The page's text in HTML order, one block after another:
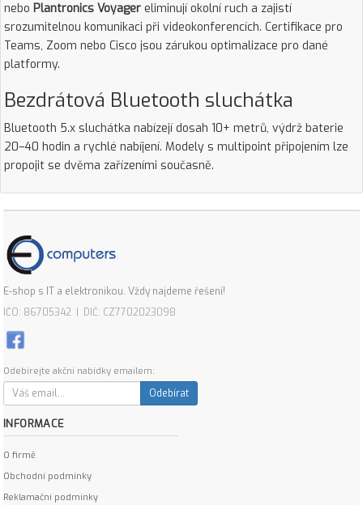
nebo Plantronics Voyager eliminují okolní ruch a zajistí
srozumitelnou komunikaci při videokonferencích. Certifikace pro
Teams, Zoom nebo Cisco jsou zárukou optimalizace pro dané
platformy.
Bezdrátová Bluetooth sluchátka
Bluetooth 5.x sluchátka nabízejí dosah 10+ metrů, výdrž baterie
20–40 hodin a rychlé nabíjení. Modely s multipoint připojením lze
propojit se dvěma zařízeními současně.
E-shop s IT a elektronikou. Vždy najdeme řešení!
IČO: 86705342 | DIČ: CZ7702023098
Odebírejte akční nabídky emailem:
Odebírat
INFORMACE
O firmě
Obchodní podmínky
Reklamační podmínky